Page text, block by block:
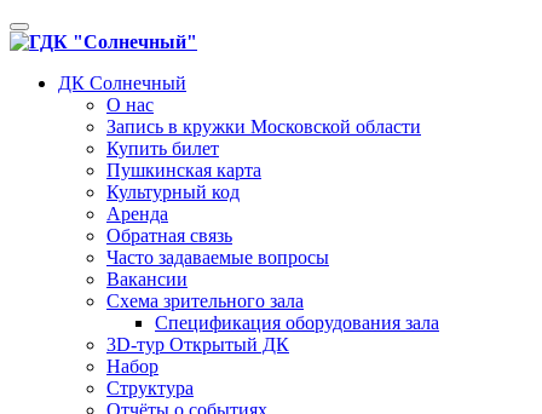
Toggle
navigation
ДК Солнечный
О нас
Запись в кружки Московской области
Купить билет
Пушкинская карта
Культурный код
Аренда
Обратная связь
Часто задаваемые вопросы
Вакансии
Схема зрительного зала
Спецификация оборудования зала
3D-тур Открытый ДК
Набор
Структура
Отчёты о событиях